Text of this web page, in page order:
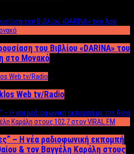
του Βιβλίου «DARINA» του
στο Μονακό
Web tv/Radio
– Η νέα ραδιοφωνική εκπομπή
& τον Βαγγέλη Καράλη στους